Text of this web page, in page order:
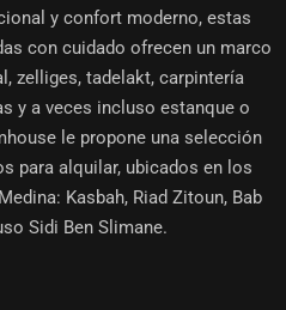
y confort moderno, estas
con cuidado ofrecen un marco
zelliges, tadelakt, carpintería
y a veces incluso estanque o
le propone una selección
para alquilar, ubicados en los
Kasbah, Riad Zitoun, Bab
Sidi Ben Slimane.